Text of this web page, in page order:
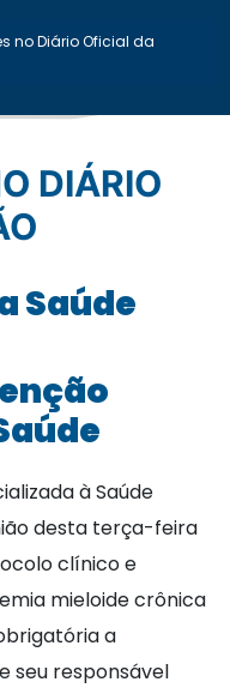
no Diário Oficial da
Saúde
à Saúde
desta terça-feira
clínico e
mieloide crônica
a
seu responsável